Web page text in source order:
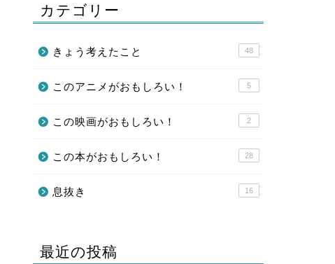
カテゴリー
きょう考えたこと 48
このアニメがおもしろい！ 5
この映画がおもしろい！ 2
この本がおもしろい！ 28
息抜き 16
最近の投稿